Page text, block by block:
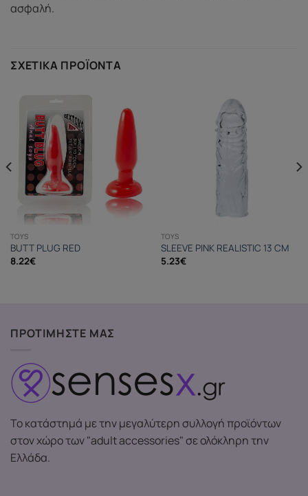
ασφαλή.
ΣΧΕΤΙΚΆ ΠΡΟΪΌΝΤΑ
TOYS
BUTT PLUG RED
8.22€
TOYS
SLEEVE PINK REALISTIC 13 CM
5.23€
ΠΡΟΤΙΜΗΣΤΕ ΜΑΣ
Το κατάστημά με την μεγαλύτερη συλλογή προϊόντων
στον χώρο των "adult accessories" σε ολόκληρη την
Ελλάδα.